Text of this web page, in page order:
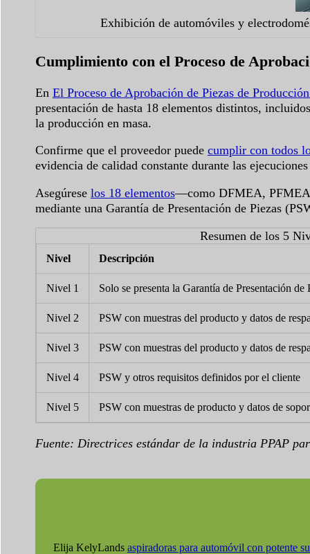
Exhibición de automóviles y
Cumplimiento con el Proceso de
En El Proceso de Aprobación de Piezas de
presentación de hasta 18 elementos distintos,
la producción en masa.
Confirme que el proveedor puede cumplir con todos
evidencia de calidad constante durante las
Asegúrese los 18 elementos—como DFMEA, PFMEA,
mediante una Garantía de Presentación de Piezas
Resumen de los 5
Nivel Descripción
Nivel 1 Solo se presenta la Garantía de Presentación
Nivel 2 PSW con muestras del producto y datos de
Nivel 3 PSW con muestras del producto y datos de
Nivel 4 PSW y otros requisitos definidos por el cliente
Nivel 5 PSW con muestras de producto y datos de
Fuente: Directrices estándar de la industria PPAP
Elija KelyLands aspiradoras para automóvil con potente